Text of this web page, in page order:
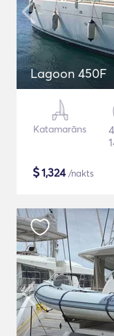
Lagoon 450F
Katamarāns
$1,324/nakts